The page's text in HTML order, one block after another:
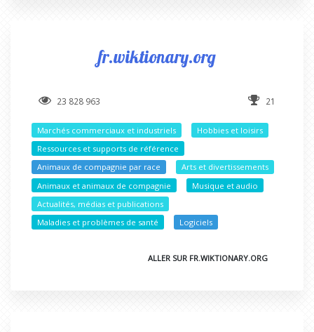
fr.wiktionary.org
23 828 963 21
Marchés commerciaux et industriels
Hobbies et loisirs
Ressources et supports de référence
Animaux de compagnie par race
Arts et divertissements
Animaux et animaux de compagnie
Musique et audio
Actualités, médias et publications
Maladies et problèmes de santé
Logiciels
ALLER SUR FR.WIKTIONARY.ORG